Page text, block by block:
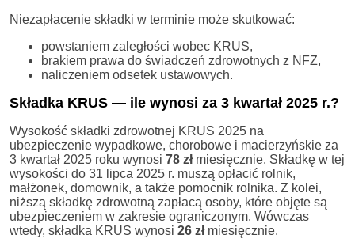
Niezapłacenie składki w terminie może skutkować:
powstaniem zaległości wobec KRUS,
brakiem prawa do świadczeń zdrowotnych z NFZ,
naliczeniem odsetek ustawowych.
Składka KRUS — ile wynosi za 3 kwartał 2025 r.?
Wysokość składki zdrowotnej KRUS 2025 na
ubezpieczenie wypadkowe, chorobowe i macierzyńskie za
3 kwartał 2025 roku wynosi 78 złmiesięcznie. Składkę w tej
wysokości do 31 lipca 2025 r. muszą opłacić rolnik,
małżonek, domownik, a także pomocnik rolnika. Z kolei,
niższą składkę zdrowotną zapłacą osoby, które objęte są
ubezpieczeniem w zakresie ograniczonym. Wówczas
wtedy, składka KRUS wynosi 26 złmiesięcznie.